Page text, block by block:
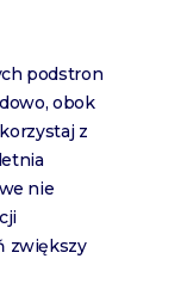
podstron
obok
z
nie
zwiększy